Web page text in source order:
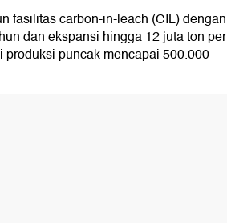
fasilitas carbon-in-leach (CIL) dengan
dan ekspansi hingga 12 juta ton per
puncak mencapai 500.000